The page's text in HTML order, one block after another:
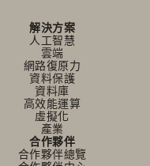
解決方案
人工智慧
雲端
網路復原力
資料保護
資料庫
高效能運算
虛擬化
產業
合作夥伴
合作夥伴總覽